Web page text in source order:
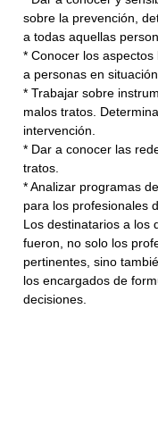
sobre la prevención,
a todas aquellas
* Conocer los
a personas en
* Trabajar sobre
malos tratos.
intervención.
* Dar a conocer las
tratos.
* Analizar programas
para los profesionales
Los destinatarios a los
fueron, no solo los
pertinentes, sino
los encargados de
decisiones.